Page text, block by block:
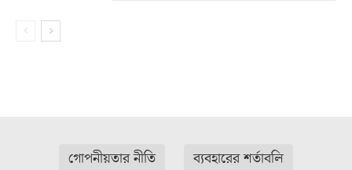
গোপনীয়তার নীতি
ব্যবহারের শর্তাবলি